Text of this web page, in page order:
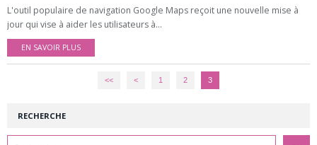
L'outil populaire de navigation Google Maps reçoit une nouvelle mise à
jour qui vise à aider les utilisateurs à...
EN SAVOIR PLUS
<< < 1 2 3
RECHERCHE